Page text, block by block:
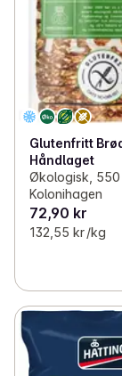
Glutenfritt
Håndlaget
Økologisk, 550
Kolonihagen
72,90 kr
132,55 kr /kg